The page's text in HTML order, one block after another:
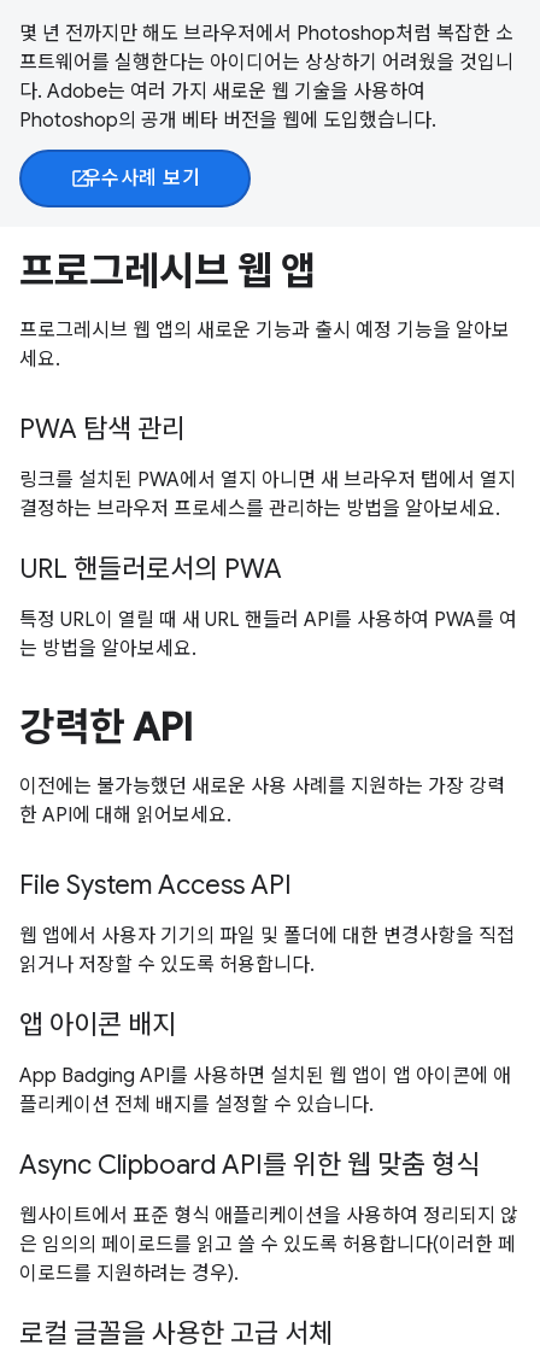
몇 년 전까지만 해도 브라우저에서 Photoshop처럼 복잡한 소
프트웨어를 실행한다는 아이디어는 상상하기 어려웠을 것입니
다. Adobe는 여러 가지 새로운 웹 기술을 사용하여
Photoshop의 공개 베타 버전을 웹에 도입했습니다.
open_in_new
우수사례 보기
프로그레시브 웹 앱
프로그레시브 웹 앱의 새로운 기능과 출시 예정 기능을 알아보
세요.
PWA 탐색 관리
링크를 설치된 PWA에서 열지 아니면 새 브라우저 탭에서 열지
결정하는 브라우저 프로세스를 관리하는 방법을 알아보세요.
URL 핸들러로서의 PWA
특정 URL이 열릴 때 새 URL 핸들러 API를 사용하여 PWA를 여
는 방법을 알아보세요.
강력한 API
이전에는 불가능했던 새로운 사용 사례를 지원하는 가장 강력
한 API에 대해 읽어보세요.
File System Access API
웹 앱에서 사용자 기기의 파일 및 폴더에 대한 변경사항을 직접
읽거나 저장할 수 있도록 허용합니다.
앱 아이콘 배지
App Badging API를 사용하면 설치된 웹 앱이 앱 아이콘에 애
플리케이션 전체 배지를 설정할 수 있습니다.
Async Clipboard API를 위한 웹 맞춤 형식
웹사이트에서 표준 형식 애플리케이션을 사용하여 정리되지 않
은 임의의 페이로드를 읽고 쓸 수 있도록 허용합니다(이러한 페
이로드를 지원하려는 경우).
로컬 글꼴을 사용한 고급 서체